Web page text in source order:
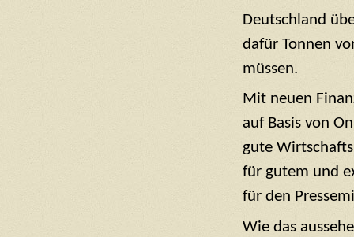
Deutschland
dafür Tonnen
müssen.
Mit neuen
auf Basis von
gute
für gutem und
für den
Wie das